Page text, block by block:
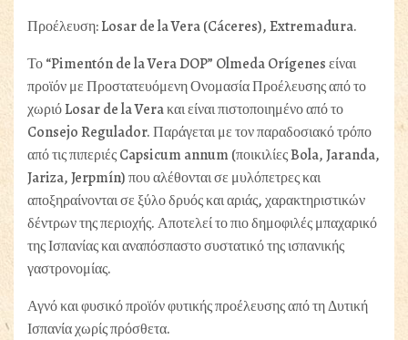
Προέλευση: Losar de la Vera (Cáceres), Extremadura.
Το “Pimentón de la Vera DOP” Olmeda Orígenes είναι
προϊόν με Προστατευόμενη Ονομασία Προέλευσης από το
χωριό Losar de la Vera και είναι πιστοποιημένο από το
Consejo Regulador. Παράγεται με τον παραδοσιακό τρόπο
από τις πιπεριές Capsicum annum (ποικιλίες Bola, Jaranda,
Jariza, Jerpmín) που αλέθονται σε μυλόπετρες και
αποξηραίνονται σε ξύλο δρυός και αριάς, χαρακτηριστικών
δέντρων της περιοχής. Αποτελεί το πιο δημοφιλές μπαχαρικό
της Ισπανίας και αναπόσπαστο συστατικό της ισπανικής
γαστρονομίας.
Αγνό και φυσικό προϊόν φυτικής προέλευσης από τη Δυτική
Ισπανία χωρίς πρόσθετα.